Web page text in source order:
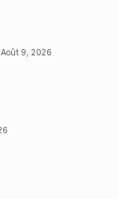
Août 9, 2026